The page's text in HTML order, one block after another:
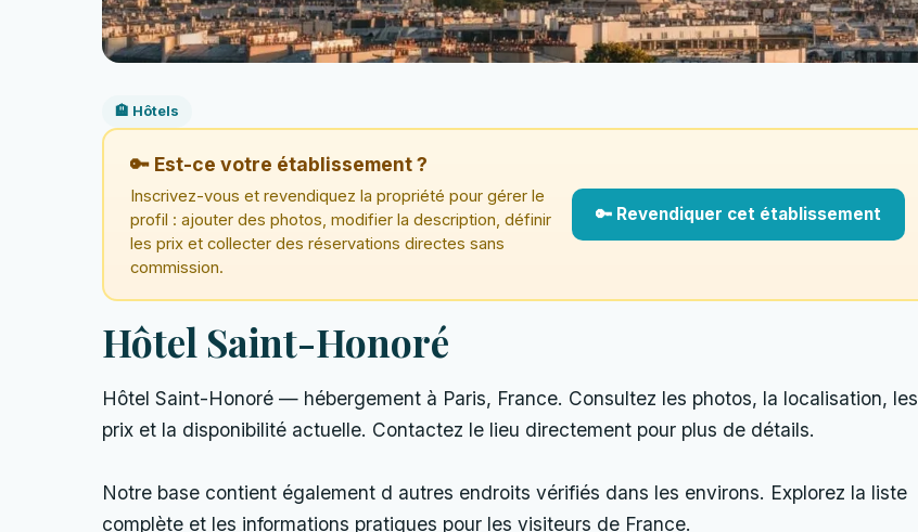
🏨 Hôtels
🔑 Est-ce votre établissement ?
Inscrivez-vous et revendiquez la propriété pour gérer le
profil : ajouter des photos, modifier la description, définir
les prix et collecter des réservations directes sans
commission.
🔑 Revendiquer cet établissement
Hôtel Saint-Honoré
Hôtel Saint-Honoré — hébergement à Paris, France. Consultez les photos, la localisation, les
prix et la disponibilité actuelle. Contactez le lieu directement pour plus de détails.
Notre base contient également d autres endroits vérifiés dans les environs. Explorez la liste
complète et les informations pratiques pour les visiteurs de France.